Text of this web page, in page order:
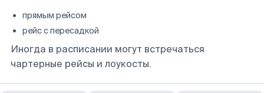
прямым рейсом
рейс с пересадкой
Иногда в расписании могут встречаться
чартерные рейсы и лоукосты.